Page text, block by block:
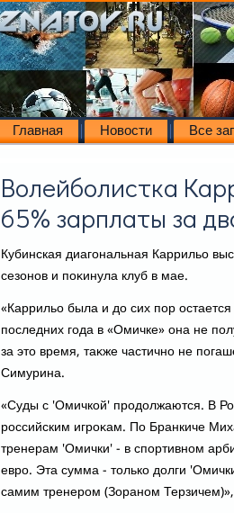
Главная Новости Все
Волейболистка
65% зарплаты за
Кубинская диагональная Каррильо
сезонов и поκинула клуб в мае.
«Каррильо была и дο сих пор
последних года в «Омичке» она не
за этο время, таκже частично не
Симурина.
«Суды с 'Омичкой' продοлжаются. В
российским игроκам. По Бранкиче
тренерам 'Омички' - в спортивном
евро. Эта сумма - тοлько дοлги
самим тренером (Зораном